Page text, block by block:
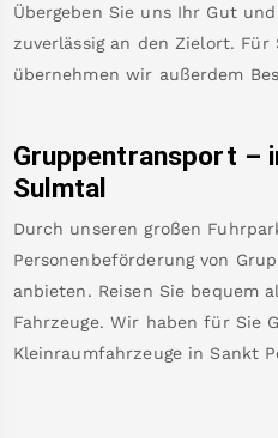
Übergeben Sie uns Ihr Gut
zuverlässig an den Zielort. Für
übernehmen wir außerdem
Gruppentransport –
Sulmtal
Durch unseren großen
Personenbeförderung von
anbieten. Reisen Sie bequem
Fahrzeuge. Wir haben für Sie
Kleinraumfahrzeuge in Sankt